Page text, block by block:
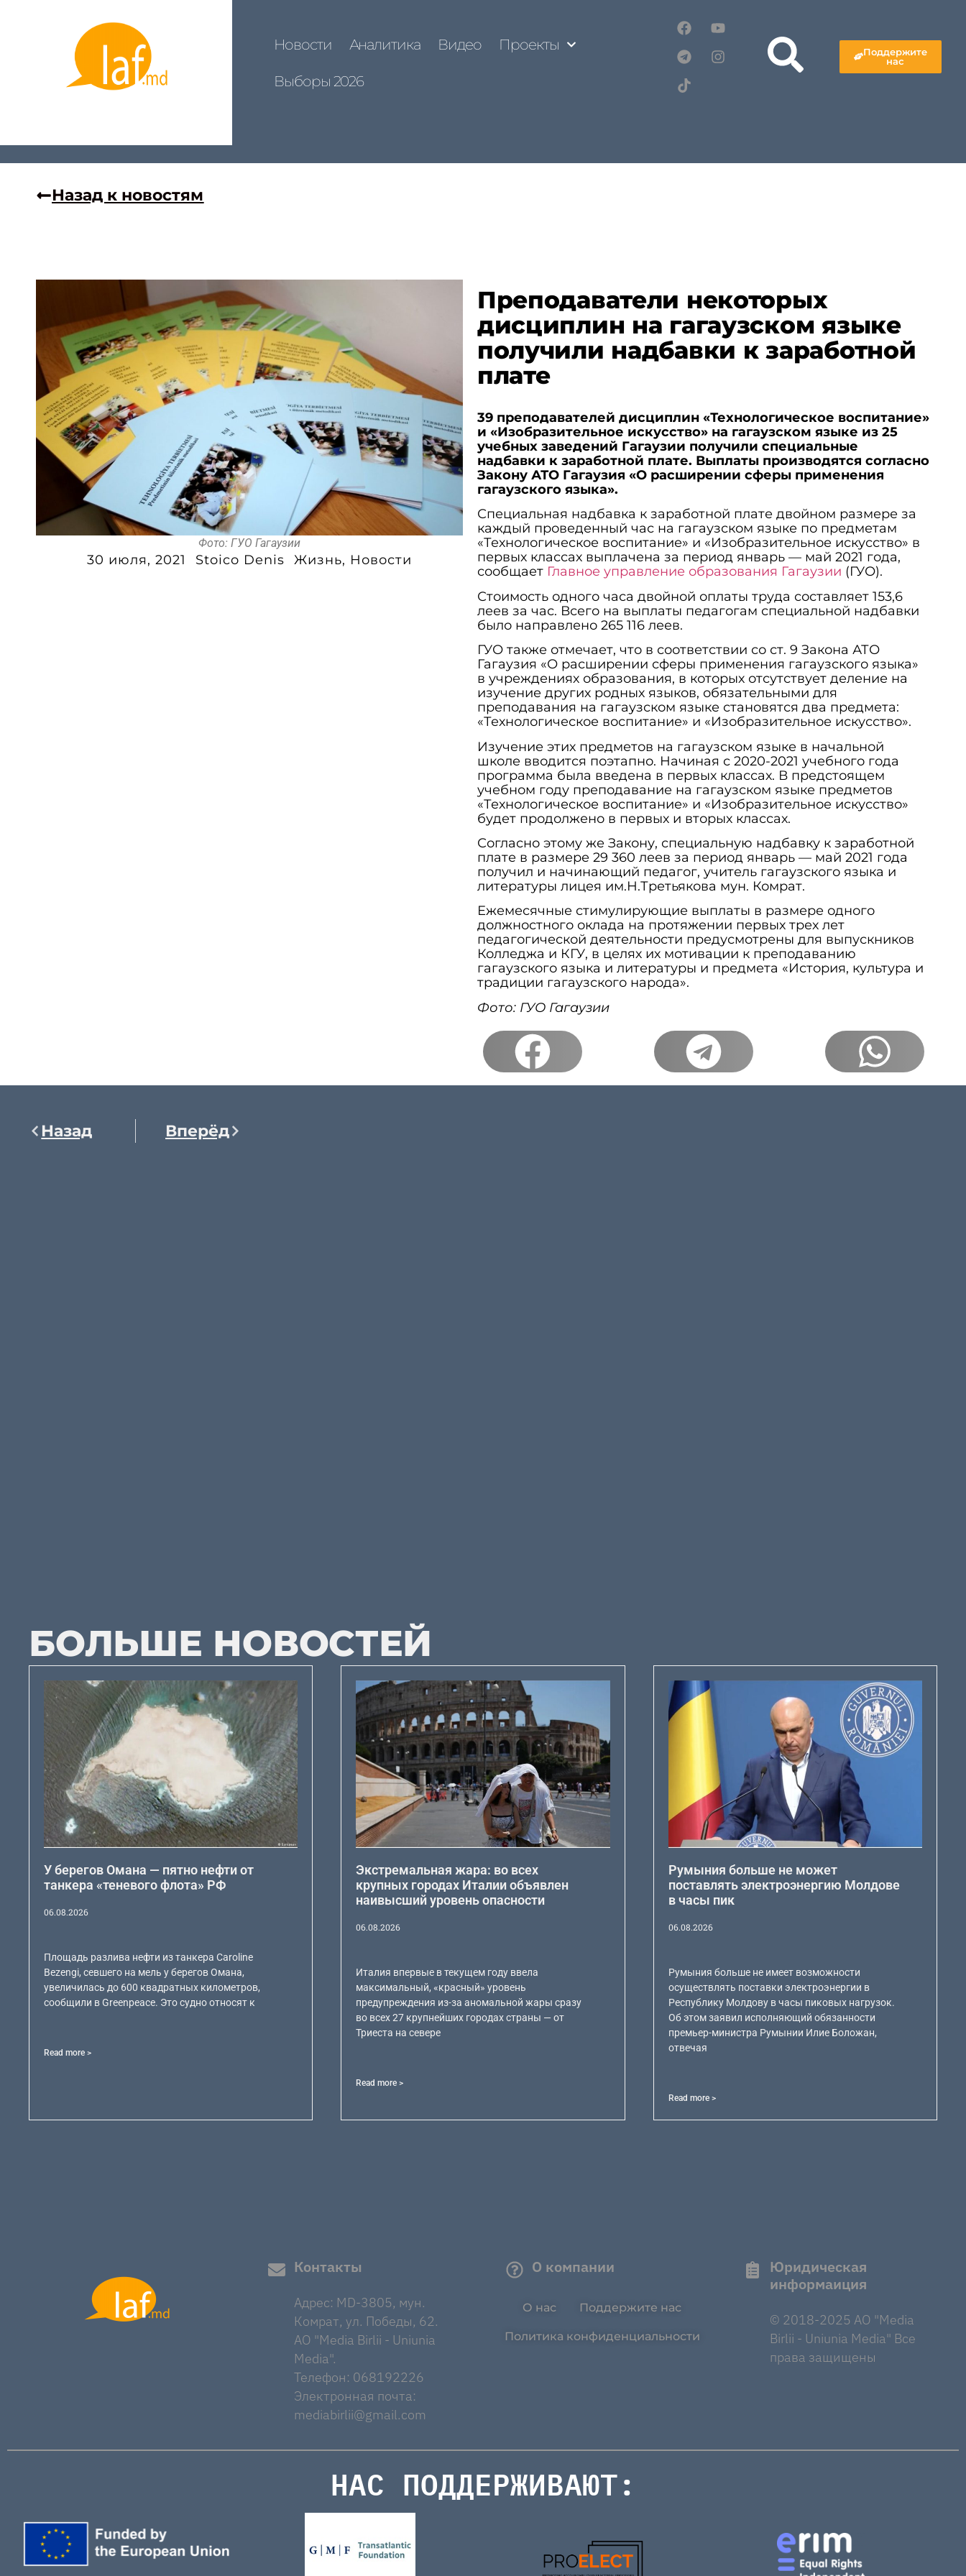
Новости Аналитика Видео Проекты
Выборы 2026
Поддержите
нас
Назад к новостям
Фото: ГУО Гагаузии
30 июля, 2021 Stoico Denis Жизнь, Новости
Преподаватели некоторых
дисциплин на гагаузском языке
получили надбавки к заработной
плате
39 преподавателей дисциплин «Технологическое воспитание»
и «Изобразительное искусство» на гагаузском языке из 25
учебных заведений Гагаузии получили специальные
надбавки к заработной плате. Выплаты производятся согласно
Закону АТО Гагаузия «О расширении сферы применения
гагаузского языка».
Специальная надбавка к заработной плате двойном размере за
каждый проведенный час на гагаузском языке по предметам
«Технологическое воспитание» и «Изобразительное искусство» в
первых классах выплачена за период январь — май 2021 года,
сообщает Главное управление образования Гагаузии (ГУО).
Стоимость одного часа двойной оплаты труда составляет 153,6
леев за час. Всего на выплаты педагогам специальной надбавки
было направлено 265 116 леев.
ГУО также отмечает, что в соответствии со ст. 9 Закона АТО
Гагаузия «О расширении сферы применения гагаузского языка»
в учреждениях образования, в которых отсутствует деление на
изучение других родных языков, обязательными для
преподавания на гагаузском языке становятся два предмета:
«Технологическое воспитание» и «Изобразительное искусство».
Изучение этих предметов на гагаузском языке в начальной
школе вводится поэтапно. Начиная с 2020-2021 учебного года
программа была введена в первых классах. В предстоящем
учебном году преподавание на гагаузском языке предметов
«Технологическое воспитание» и «Изобразительное искусство»
будет продолжено в первых и вторых классах.
Согласно этому же Закону, специальную надбавку к заработной
плате в размере 29 360 леев за период январь — май 2021 года
получил и начинающий педагог, учитель гагаузского языка и
литературы лицея им.Н.Третьякова мун. Комрат.
Ежемесячные стимулирующие выплаты в размере одного
должностного оклада на протяжении первых трех лет
педагогической деятельности предусмотрены для выпускников
Колледжа и КГУ, в целях их мотивации к преподаванию
гагаузского языка и литературы и предмета «История, культура и
традиции гагаузского народа».
Фото: ГУО Гагаузии
Назад Вперёд
БОЛЬШЕ НОВОСТЕЙ
У берегов Омана — пятно нефти от
танкера «теневого флота» РФ
06.08.2026
Площадь разлива нефти из танкера Caroline
Bezengi, севшего на мель у берегов Омана,
увеличилась до 600 квадратных километров,
сообщили в Greenpeace. Это судно относят к
Read more >
Экстремальная жара: во всех
крупных городах Италии объявлен
наивысший уровень опасности
06.08.2026
Италия впервые в текущем году ввела
максимальный, «красный» уровень
предупреждения из-за аномальной жары сразу
во всех 27 крупнейших городах страны — от
Триеста на севере
Read more >
Румыния больше не может
поставлять электроэнергию Молдове
в часы пик
06.08.2026
Румыния больше не имеет возможности
осуществлять поставки электроэнергии в
Республику Молдову в часы пиковых нагрузок.
Об этом заявил исполняющий обязанности
премьер-министра Румынии Илие Боложан,
отвечая
Read more >
Контакты
Адрес: MD-3805, мун.
Комрат, ул. Победы, 62.
AO "Media Birlii - Uniunia
Media".
Телефон: 068192226
Электронная почта:
mediabirlii@gmail.com
О компании
О нас Поддержите нас
Политика конфиденциальности
Юридическая
информаиция
© 2018-2025 AO "Media
Birlii - Uniunia Media" Все
права защищены
НАС ПОДДЕРЖИВАЮТ: